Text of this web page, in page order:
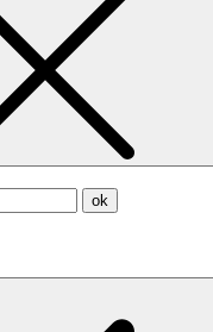
ok